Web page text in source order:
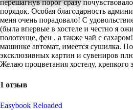
перешагнув порог сразу
порядок. Особая благодарность
меня очень порадовало! С
(была впервые в хостеле и честно я
полотенце, фен , а также чай с
машинке автомат, имеется сушилка.
эксклюзивных картин и сувениров
Желаю процветания хостелу, крепкого
1 отзыв
Easybook Reloaded